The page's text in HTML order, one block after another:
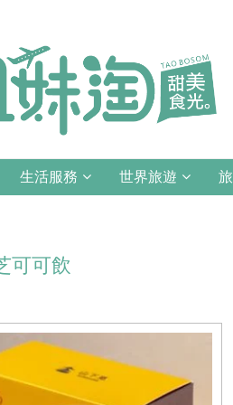
生活服務 世界旅遊
可可飲